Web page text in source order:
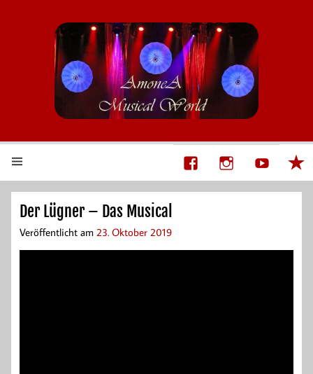
Der Lügner – Das Musical
Veröffentlicht am 23. Oktober 2019